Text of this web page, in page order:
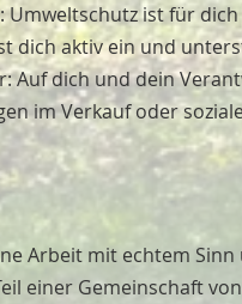
Umweltschutz ist für
dich aktiv ein und
Auf dich und dein
im Verkauf oder
Arbeit mit echtem
einer Gemeinschaft